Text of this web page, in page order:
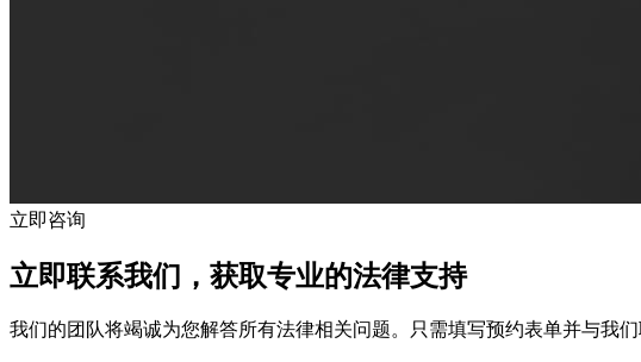
立即咨询
立即联系我们，获取专业的法律支持
我们的团队将竭诚为您解答所有法律相关问题。只需填写预约表单并与我